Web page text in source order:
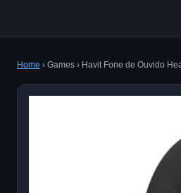
Home › Games › Havit Fone de Ouvido